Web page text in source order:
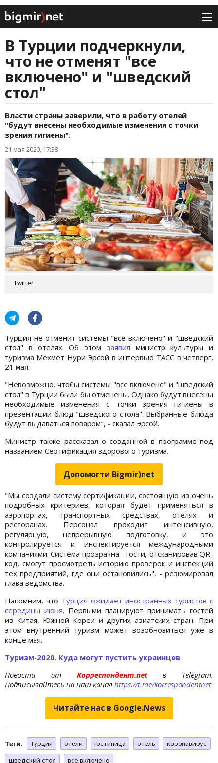
В Турции подчеркнули,
что не отменят "все
включено" и "шведский
стол"
Власти страны заверили, что в работу отелей
"будут внесены необходимые изменения с точки
зрения гигиены".
21 мая 2020, 17:38
Twitter
Турция не отменит системы "все включено" и "шведский
стол" в отелях. Об этом заявил министр культуры и
туризма Мехмет Нури Эрсой в интервью ТАСС в четверг,
21 мая.
"Невозможно, чтобы системы "все включено" и "шведский
стол" в Турции были бы отменены. Однако будут внесены
необходимые изменения с точки зрения гигиены в
презентации блюд "шведского стола". Выбранные блюда
будут выдаваться поваром", - сказал Эрсой.
Министр также рассказал о созданной в программе под
названием Сертификация здорового туризма.
Допомогти Bigmir)net
"Мы создали систему сертификации, состоящую из очень
подробных критериев, которая будет применяться в
аэропортах, транспортных средствах, отелях и
ресторанах. Персонал проходит интенсивную,
регулярную, непрерывную подготовку, и это
контролируется и инспектируется международными
компаниями. Система прозрачна - гости, отсканировав QR-
код, смогут просмотреть историю проверок и инспекций
тех предприятий, где они остановились", - резюмировал
глава ведомства.
Напомним, что Турция ожидает иностранных туристов с
середины июня. Первыми планируют принимать гостей
из Китая, Южной Кореи и других азиатских стран. При
этом внутренний туризм может возобновиться уже в
конце мая.
Туризм-2020. Куда могут пустить украинцев
Новости отКорреспондент.netв Telegram.
Подписывайтесь на наш канал https://t.me/korrespondentnet
Читайте нас в Google.News
Теги: Турция отели гостиница отель
коронавирус
шведский стол
все включено